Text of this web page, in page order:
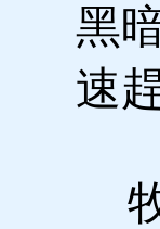
黑
速
牧